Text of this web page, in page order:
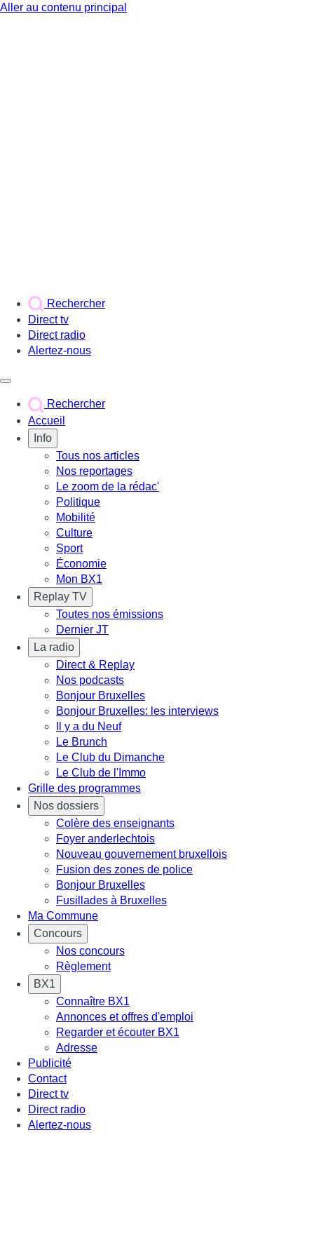
Aller au contenu principal
Rechercher
Direct tv
Direct radio
Alertez-nous
Rechercher
Accueil
Info
Tous nos articles
Nos reportages
Le zoom de la rédac'
Politique
Mobilité
Culture
Sport
Économie
Mon BX1
Replay TV
Toutes nos émissions
Dernier JT
La radio
Direct & Replay
Nos podcasts
Bonjour Bruxelles
Bonjour Bruxelles: les interviews
Il y a du Neuf
Le Brunch
Le Club du Dimanche
Le Club de l'Immo
Grille des programmes
Nos dossiers
Colère des enseignants
Foyer anderlechtois
Nouveau gouvernement bruxellois
Fusion des zones de police
Bonjour Bruxelles
Fusillades à Bruxelles
Ma Commune
Concours
Nos concours
Règlement
BX1
Connaître BX1
Annonces et offres d'emploi
Regarder et écouter BX1
Adresse
Publicité
Contact
Direct tv
Direct radio
Alertez-nous